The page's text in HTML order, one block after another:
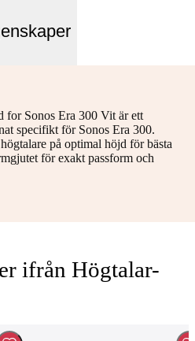
for Sonos Era 300 Vit är ett
specifikt för Sonos Era 300.
på optimal höjd för bästa
för exakt passform och
ifrån Högtalar-